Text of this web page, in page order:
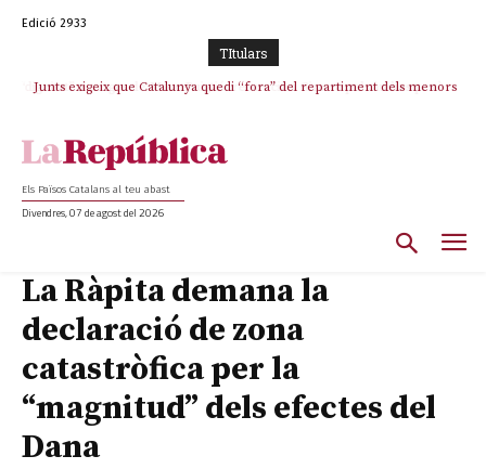
Edició 2933
TItulars
Junts exigeix que Catalunya quedi “fora” del repartiment dels menors
Els Països Catalans al teu abast
Divendres, 07 de agost del 2026
La Ràpita demana la
declaració de zona
catastròfica per la
“magnitud” dels efectes del
Dana